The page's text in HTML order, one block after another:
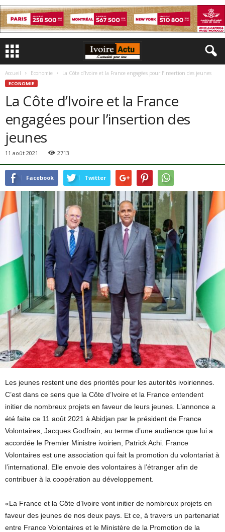
Accueil Economie La Côte d’Ivoire et la France engagées pour l’insertion des jeunes
ECONOMIE
La Côte d’Ivoire et la France
engagées pour l’insertion des
jeunes
11 août 2021 2713
Facebook Twitter
Les jeunes restent une des priorités pour les autorités ivoiriennes.
C’est dans ce sens que la Côte d’Ivoire et la France entendent
initier de nombreux projets en faveur de leurs jeunes. L’annonce a
été faite ce 11 août 2021 à Abidjan par le président de France
Volontaires, Jacques Godfrain, au terme d’une audience que lui a
accordée le Premier Ministre ivoirien, Patrick Achi. France
Volontaires est une association qui fait la promotion du volontariat à
l’international. Elle envoie des volontaires à l’étranger afin de
contribuer à la coopération au développement.
«La France et la Côte d’Ivoire vont initier de nombreux projets en
faveur des jeunes de nos deux pays. Et ce, à travers un partenariat
entre France Volontaires et le Ministère de la Promotion de la